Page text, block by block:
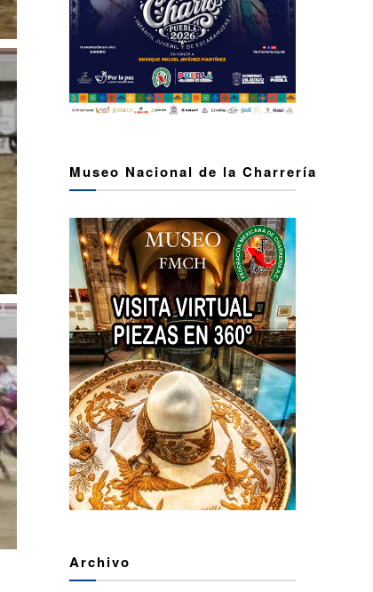
Museo Nacional de la Charrería
Archivo